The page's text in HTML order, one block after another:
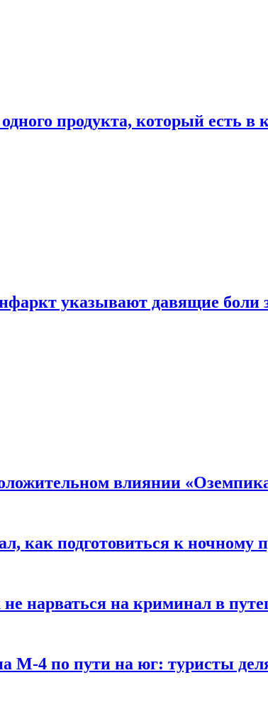
продукта, который есть в
указывают давящие боли
влиянии
как подготовиться к ночному
нарваться на криминал в
М-4 по пути на юг: туристы